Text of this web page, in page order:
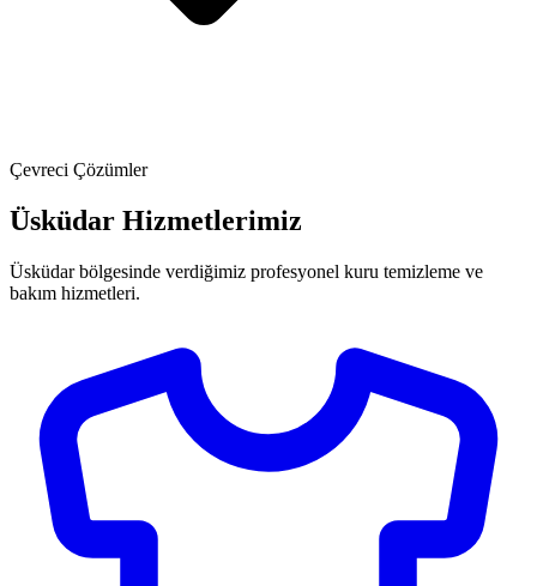
Çevreci Çözümler
Üsküdar Hizmetlerimiz
Üsküdar bölgesinde verdiğimiz profesyonel kuru temizleme ve
bakım hizmetleri.